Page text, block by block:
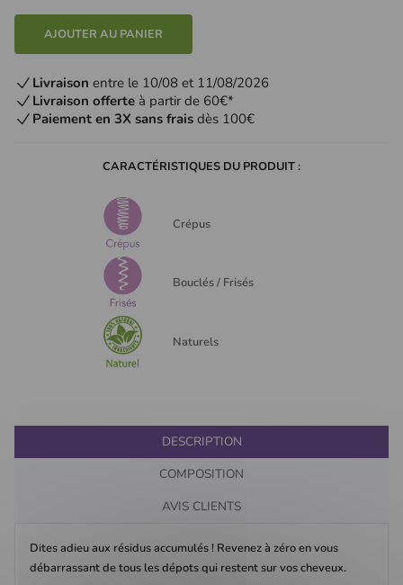
AJOUTER AU PANIER
Livraison entre le 10/08 et 11/08/2026
Livraison offerte à partir de 60€*
Paiement en 3X sans frais dès 100€
CARACTÉRISTIQUES DU PRODUIT :
Crépus
Bouclés / Frisés
Naturels
DESCRIPTION
COMPOSITION
AVIS CLIENTS
Dites adieu aux résidus accumulés ! Revenez à zéro en vous
débarrassant de tous les dépots qui restent sur vos cheveux.